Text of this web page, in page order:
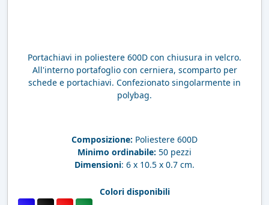
Portachiavi in poliestere 600D con chiusura in velcro.
All'interno portafoglio con cerniera, scomparto per
schede e portachiavi. Confezionato singolarmente in
polybag.
Composizione: Poliestere 600D
Minimo ordinabile: 50 pezzi
Dimensioni: 6 x 10.5 x 0.7 cm.
Colori disponibili